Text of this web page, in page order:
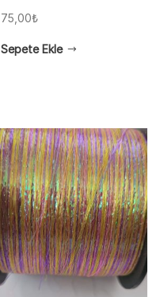
75,00₺
Sepete Ekle